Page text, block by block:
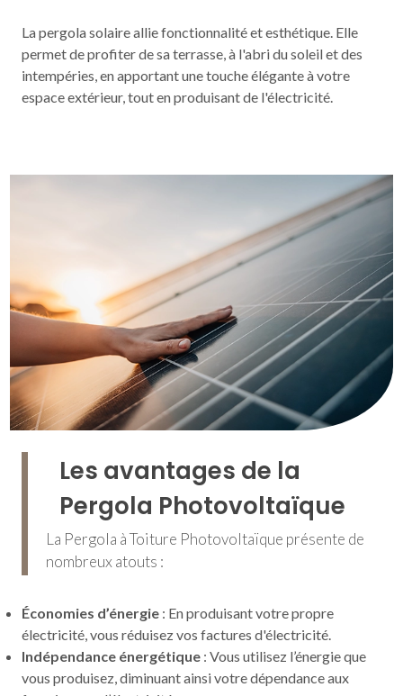
La pergola solaire allie fonctionnalité et esthétique. Elle
permet de profiter de sa terrasse, à l'abri du soleil et des
intempéries, en apportant une touche élégante à votre
espace extérieur, tout en produisant de l'électricité.
Les avantages de la
Pergola Photovoltaïque
La Pergola à Toiture Photovoltaïque présente de
nombreux atouts :
Économies d’énergie : En produisant votre propre
électricité, vous réduisez vos factures d'électricité.
Indépendance énergétique : Vous utilisez l’énergie que
vous produisez, diminuant ainsi votre dépendance aux